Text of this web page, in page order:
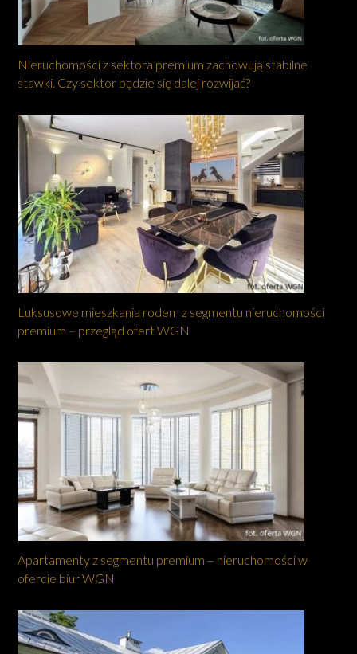
Nieruchomości z sektora premium zachowują stabilne
stawki. Czy sektor będzie się dalej rozwijać?
Luksusowe mieszkania rodem z segmentu nieruchomości
premium – przegląd ofert WGN
Apartamenty z segmentu premium – nieruchomości w
ofercie biur WGN